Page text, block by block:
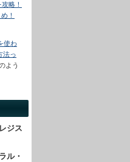
略！
！
使わ
法っ
よう
ジス
ル・